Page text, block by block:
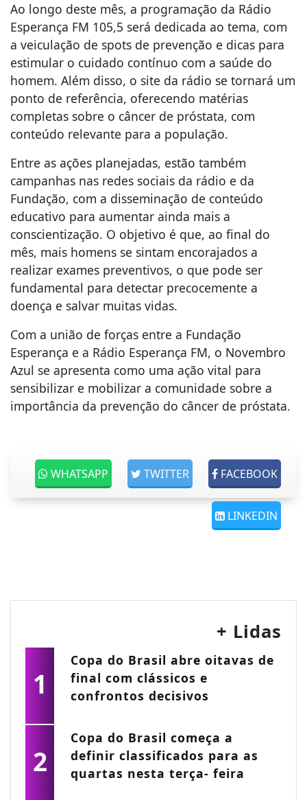
Ao longo deste mês, a programação da Rádio
Esperança FM 105,5 será dedicada ao tema, com
a veiculação de spots de prevenção e dicas para
estimular o cuidado contínuo com a saúde do
homem. Além disso, o site da rádio se tornará um
ponto de referência, oferecendo matérias
completas sobre o câncer de próstata, com
conteúdo relevante para a população.
Entre as ações planejadas, estão também
campanhas nas redes sociais da rádio e da
Fundação, com a disseminação de conteúdo
educativo para aumentar ainda mais a
conscientização. O objetivo é que, ao final do
mês, mais homens se sintam encorajados a
realizar exames preventivos, o que pode ser
fundamental para detectar precocemente a
doença e salvar muitas vidas.
Com a união de forças entre a Fundação
Esperança e a Rádio Esperança FM, o Novembro
Azul se apresenta como uma ação vital para
sensibilizar e mobilizar a comunidade sobre a
importância da prevenção do câncer de próstata.
FACEBOOK
TWITTER
WHATSAPP
LINKEDIN
+ Lidas
1
Copa do Brasil abre oitavas de
final com clássicos e
confrontos decisivos
2
Copa do Brasil começa a
definir classificados para as
quartas nesta terça- feira